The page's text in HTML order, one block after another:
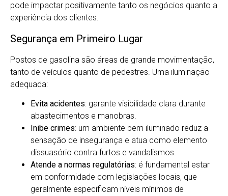
pode impactar positivamente tanto os negócios quanto a
experiência dos clientes.
Segurança em Primeiro Lugar
Postos de gasolina são áreas de grande movimentação,
tanto de veículos quanto de pedestres. Uma iluminação
adequada:
Evita acidentes: garante visibilidade clara durante
abastecimentos e manobras.
Inibe crimes: um ambiente bem iluminado reduz a
sensação de insegurança e atua como elemento
dissuasório contra furtos e vandalismos.
Atende a normas regulatórias: é fundamental estar
em conformidade com legislações locais, que
geralmente especificam níveis mínimos de